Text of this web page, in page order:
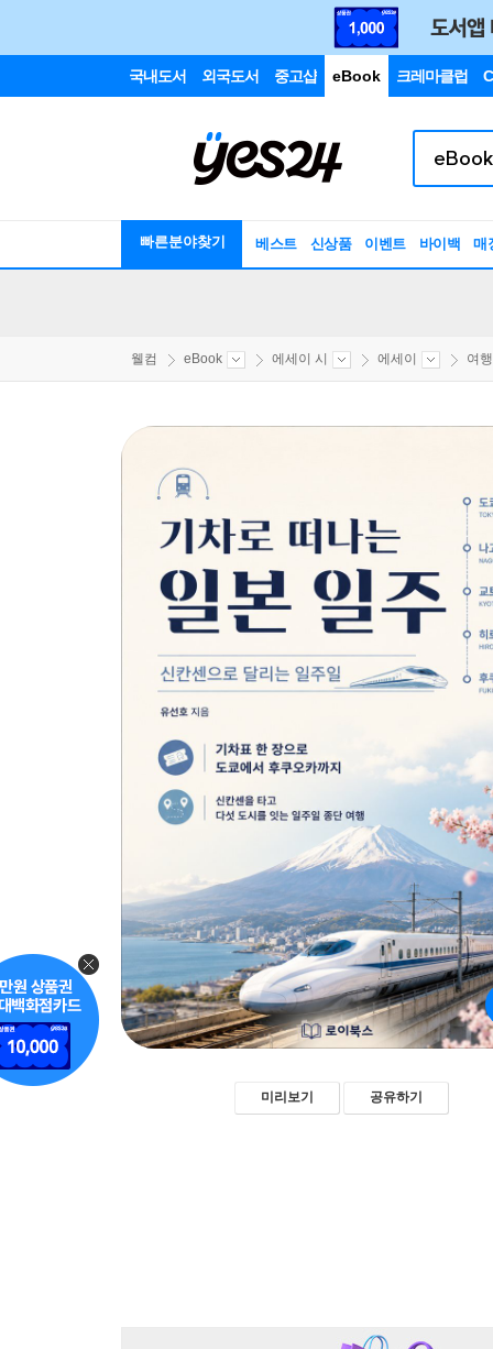
국내도서 외국도서 중고샵 eBook 크레마클럽
빠른분야찾기 베스트 신상품 이벤트 바이백 매
웰컴 eBook 에세이 시 에세이 여
미리보기 공유하기